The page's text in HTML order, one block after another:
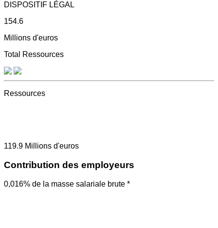
DISPOSITIF LÉGAL
154.6
Millions d'euros
Total Ressources
Ressources
119.9 Millions d'euros
Contribution des employeurs
0,016% de la masse salariale brute *